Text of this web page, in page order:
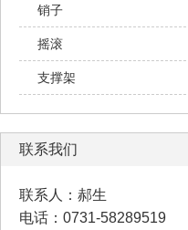
销子
摇滚
支撑架
联系我们
联系人：郝生
电话：0731-58289519